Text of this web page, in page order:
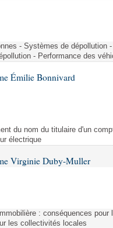
- Systèmes de dépollution
- Performance des
Émilie Bonnivard
du nom du titulaire d'un
électrique
Virginie Duby-Muller
: conséquences
les collectivités locales